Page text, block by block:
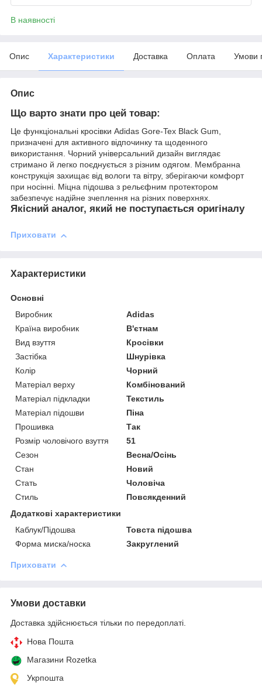
В наявності
Опис Характеристики Доставка Оплата Умови
Опис
Що варто знати про цей товар:
Це функціональні кросівки Adidas Gore-Tex Black Gum,
призначені для активного відпочинку та щоденного
використання. Чорний універсальний дизайн виглядає
стримано й легко поєднується з різним одягом. Мембранна
конструкція захищає від вологи та вітру, зберігаючи комфорт
при носінні. Міцна підошва з рельєфним протектором
забезпечує надійне зчеплення на різних поверхнях.
Якісний аналог, який не поступається оригіналу
Приховати
Характеристики
Основні
Виробник
Adidas
Країна виробник
В'єтнам
Вид взуття
Кросівки
Застібка
Шнурівка
Колір
Чорний
Матеріал верху
Комбінований
Матеріал підкладки
Текстиль
Матеріал підошви
Піна
Прошивка
Так
Розмір чоловічого взуття
51
Сезон
Весна/Осінь
Стан
Новий
Стать
Чоловіча
Стиль
Повсякденний
Додаткові характеристики
Каблук/Підошва
Товста підошва
Форма миска/носка
Закруглений
Приховати
Умови доставки
Доставка здійснюється тільки по передоплаті.
Нова Пошта
Магазини Rozetka
Укрпошта